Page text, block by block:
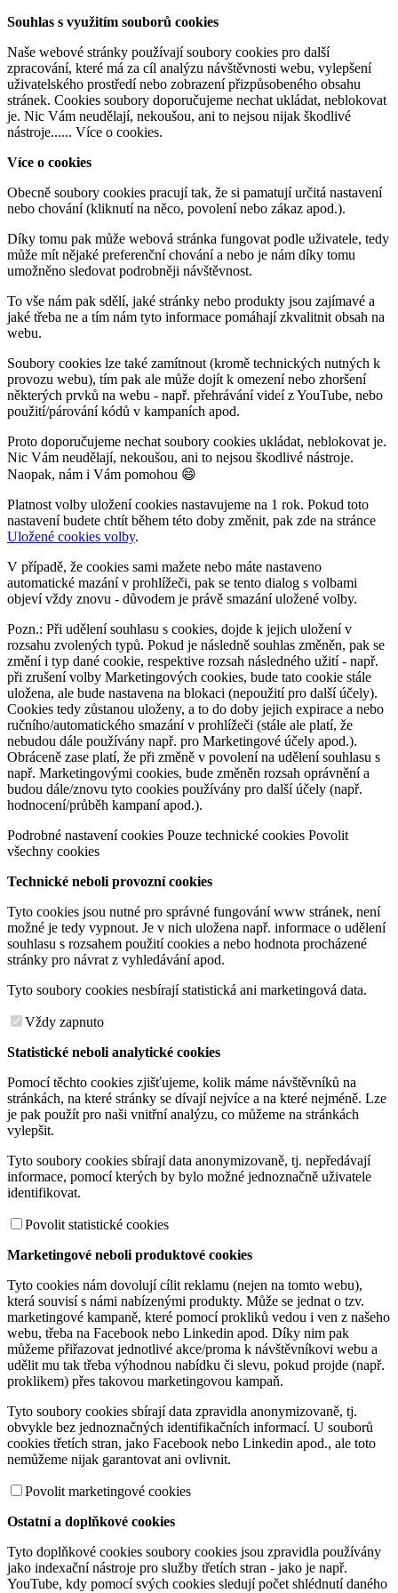
Souhlas s využitím souborů cookies
Naše webové stránky používají soubory cookies pro další
zpracování, které má za cíl analýzu návštěvnosti webu, vylepšení
uživatelského prostředí nebo zobrazení přizpůsobeného obsahu
stránek. Cookies soubory doporučujeme nechat ukládat, neblokovat
je. Nic Vám neudělají, nekoušou, ani to nejsou nijak škodlivé
nástroje...... Více o cookies.
Více o cookies
Obecně soubory cookies pracují tak, že si pamatují určitá nastavení
nebo chování (kliknutí na něco, povolení nebo zákaz apod.).
Díky tomu pak může webová stránka fungovat podle uživatele, tedy
může mít nějaké preferenční chování a nebo je nám díky tomu
umožněno sledovat podrobněji návštěvnost.
To vše nám pak sdělí, jaké stránky nebo produkty jsou zajímavé a
jaké třeba ne a tím nám tyto informace pomáhají zkvalitnit obsah na
webu.
Soubory cookies lze také zamítnout (kromě technických nutných k
provozu webu), tím pak ale může dojít k omezení nebo zhoršení
některých prvků na webu - např. přehrávání videí z YouTube, nebo
použití/párování kódů v kampaních apod.
Proto doporučujeme nechat soubory cookies ukládat, neblokovat je.
Nic Vám neudělají, nekoušou, ani to nejsou škodlivé nástroje.
Naopak, nám i Vám pomohou 😄
Platnost volby uložení cookies nastavujeme na 1 rok. Pokud toto
nastavení budete chtít během této doby změnit, pak zde na stránce
Uložené cookies volby.
V případě, že cookies sami mažete nebo máte nastaveno
automatické mazání v prohlížeči, pak se tento dialog s volbami
objeví vždy znovu - důvodem je právě smazání uložené volby.
Pozn.: Při udělení souhlasu s cookies, dojde k jejich uložení v
rozsahu zvolených typů. Pokud je následně souhlas změněn, pak se
změní i typ dané cookie, respektive rozsah následného užití - např.
při zrušení volby Marketingových cookies, bude tato cookie stále
uložena, ale bude nastavena na blokaci (nepoužití pro další účely).
Cookies tedy zůstanou uloženy, a to do doby jejich expirace a nebo
ručního/automatického smazání v prohlížeči (stále ale platí, že
nebudou dále používány např. pro Marketingové účely apod.).
Obráceně zase platí, že při změně v povolení na udělení souhlasu s
např. Marketingovými cookies, bude změněn rozsah oprávnění a
budou dále/znovu tyto cookies používány pro další účely (např.
hodnocení/průběh kampaní apod.).
Podrobné nastavení cookies Pouze technické cookies Povolit
všechny cookies
Technické neboli provozní cookies
Tyto cookies jsou nutné pro správné fungování www stránek, není
možné je tedy vypnout. Je v nich uložena např. informace o udělení
souhlasu s rozsahem použití cookies a nebo hodnota procházené
stránky pro návrat z vyhledávání apod.
Tyto soubory cookies nesbírají statistická ani marketingová data.
Vždy zapnuto
Statistické neboli analytické cookies
Pomocí těchto cookies zjišťujeme, kolik máme návštěvníků na
stránkách, na které stránky se dívají nejvíce a na které nejméně. Lze
je pak použít pro naši vnitřní analýzu, co můžeme na stránkách
vylepšit.
Tyto soubory cookies sbírají data anonymizovaně, tj. nepředávají
informace, pomocí kterých by bylo možné jednoznačně uživatele
identifikovat.
Povolit statistické cookies
Marketingové neboli produktové cookies
Tyto cookies nám dovolují cílit reklamu (nejen na tomto webu),
která souvisí s námi nabízenými produkty. Může se jednat o tzv.
marketingové kampaně, které pomocí prokliků vedou i ven z našeho
webu, třeba na Facebook nebo Linkedin apod. Díky nim pak
můžeme přiřazovat jednotlivé akce/proma k návštěvníkovi webu a
udělit mu tak třeba výhodnou nabídku či slevu, pokud projde (např.
proklikem) přes takovou marketingovou kampaň.
Tyto soubory cookies sbírají data zpravidla anonymizovaně, tj.
obvykle bez jednoznačných identifikačních informací. U souborů
cookies třetích stran, jako Facebook nebo Linkedin apod., ale toto
nemůžeme nijak garantovat ani ovlivnit.
Povolit marketingové cookies
Ostatní a doplňkové cookies
Tyto doplňkové cookies soubory cookies jsou zpravidla používány
jako indexační nástroje pro služby třetích stran - jako je např.
YouTube, kdy pomocí svých cookies sledují počet shlédnutí daného